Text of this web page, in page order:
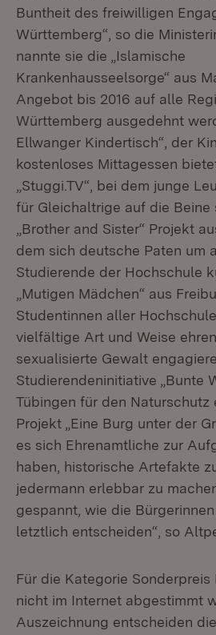
Buntheit des freiwilligen
Württemberg“, so die
nannte sie die „Islamische
Krankenhausseelsorge“ aus
Angebot bis 2016 auf alle
Württemberg ausgedehnt
Ellwanger Kindertisch“, der
kostenloses Mittagessen
„Stuggi.TV“, bei dem junge
für Gleichaltrige auf die Beine
„Brother and Sister“ Projekt
dem sich deutsche Paten um
Studierende der Hochschule
„Mutigen Mädchen“ aus
Studentinnen aller
vielfältige Art und Weise
sexualisierte Gewalt
Studierendeninitiative „Bunte
Tübingen für den Naturschutz
Projekt „Eine Burg unter der
es sich Ehrenamtliche zur
haben, historische Artefakte
jedermann erlebbar zu
gespannt, wie die
letztlich entscheiden“, so
Für die Kategorie
nicht im Internet abgestimmt
Auszeichnung entscheiden